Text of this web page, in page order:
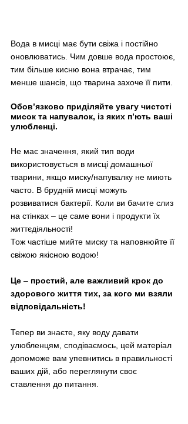
Вода в мисці має бути свіжа і постійно
оновлюватись. Чим довше вода простоює,
тим більше кисню вона втрачає, тим
менше шансів, що тварина захоче її пити.
Обов’язково приділяйте увагу чистоті
мисок та напувалок, із яких п’ють ваші
улюбленці.
Не має значення, який тип води
використовується в мисці домашньої
тварини, якщо миску/напувалку не миють
часто. В брудній мисці можуть
розвиватися бактерії. Коли ви бачите слиз
на стінках – це саме вони і продукти їх
життєдіяльності!
Тож частіше мийте миску та наповнюйте її
свіжою якісною водою!
Це – простий, але важливий крок до
здорового життя тих, за кого ми взяли
відповідальність!
Тепер ви знаєте, яку воду давати
улюбленцям, сподіваємось, цей матеріал
допоможе вам упевнитись в правильності
ваших дій, або переглянути своє
ставлення до питання.